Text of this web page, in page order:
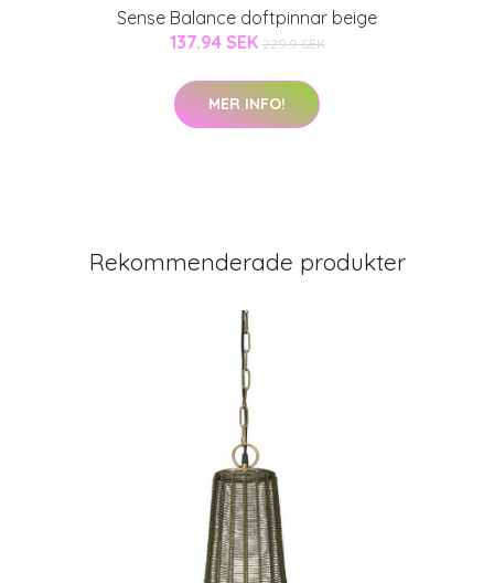
Sense Balance doftpinnar beige
137.94 SEK 229.9 SEK
MER INFO!
Rekommenderade produkter